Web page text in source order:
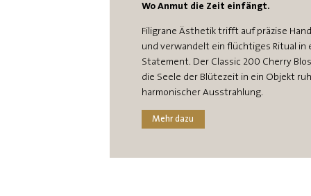
Wo Anmut die Zeit einfängt.
Filigrane Ästhetik trifft auf präzise
und verwandelt ein flüchtiges Ritual in
Statement. Der Classic 200 Cherry
die Seele der Blütezeit in ein Objekt
harmonischer Ausstrahlung.
Mehr dazu